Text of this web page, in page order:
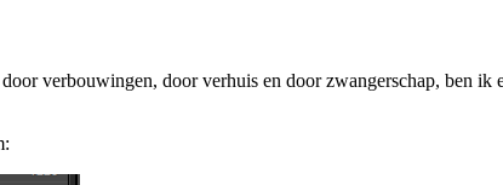
verbouwingen, door verhuis en door zwangerschap, ben ik